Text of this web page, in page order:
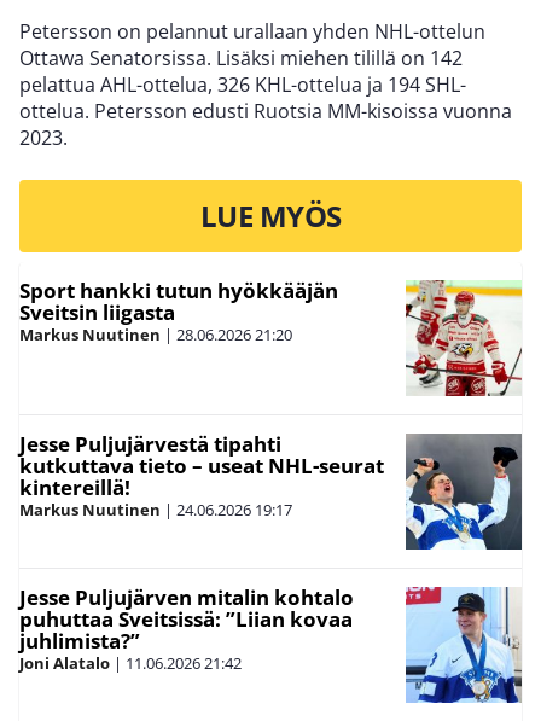
Petersson on pelannut urallaan yhden NHL-ottelun
Ottawa Senatorsissa. Lisäksi miehen tilillä on 142
pelattua AHL-ottelua, 326 KHL-ottelua ja 194 SHL-
ottelua. Petersson edusti Ruotsia MM-kisoissa vuonna
2023.
LUE MYÖS
Sport hankki tutun hyökkääjän
Sveitsin liigasta
Markus Nuutinen | 28.06.202621:20
Jesse Puljujärvestä tipahti
kutkuttava tieto – useat NHL-seurat
kintereillä!
Markus Nuutinen | 24.06.2026 19:17
Jesse Puljujärven mitalin kohtalo
puhuttaa Sveitsissä: ”Liian kovaa
juhlimista?”
Joni Alatalo | 11.06.202621:42